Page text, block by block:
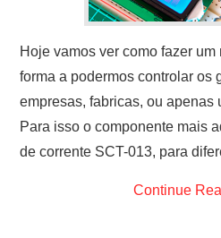
Hoje vamos ver como fazer
forma a podermos controlar os
empresas, fabricas, ou apenas
Para isso o componente mais
de corrente SCT-013, para
Continue